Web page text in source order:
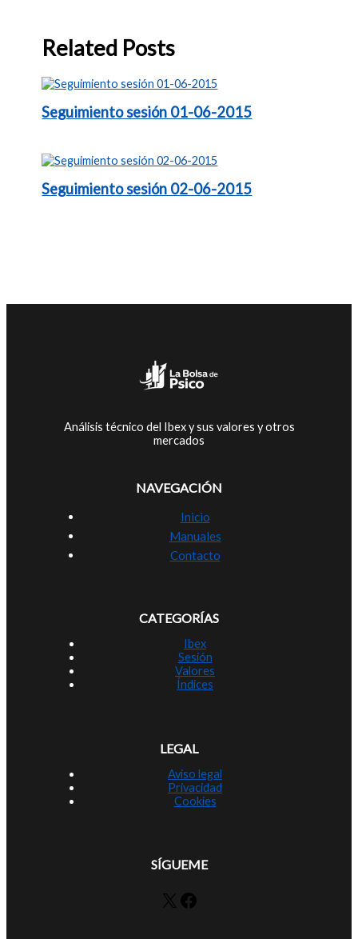
Related Posts
Seguimiento sesión 01-06-2015
Seguimiento sesión 02-06-2015
Análisis técnico del Ibex y sus valores y otros
mercados
NAVEGACIÓN
Inicio
Manuales
Contacto
CATEGORÍAS
Ibex
Sesión
Valores
Índices
LEGAL
Aviso legal
Privacidad
Cookies
SÍGUEME
X Facebook